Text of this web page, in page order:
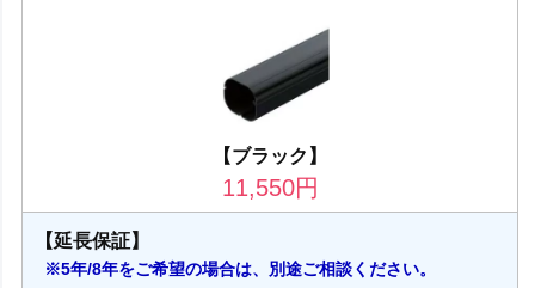
【ブラック】
11,550円
【延長保証】
※5年/8年をご希望の場合は、別途ご相談ください。